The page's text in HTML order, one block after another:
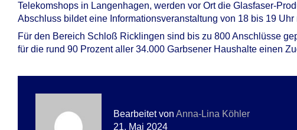
Telekomshops in Langenhagen, werden vor Ort die Glasfaser-
Abschluss bildet eine Informationsveranstaltung von 18 bis 19
Für den Bereich Schloß Ricklingen sind bis zu 800 Anschlüsse
für die rund 90 Prozent aller 34.000 Garbsener Haushalte einen
Bearbeitet von Anna-Lina Köhler
21. Mai 2024